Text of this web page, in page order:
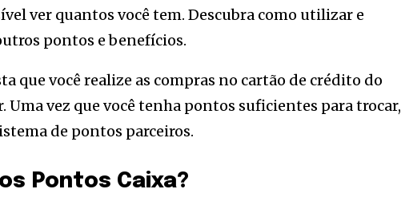
ver quantos você tem. Descubra como utilizar e
pontos e benefícios.
que você realize as compras no cartão de crédito do
Uma vez que você tenha pontos suficientes para trocar,
de pontos parceiros.
Pontos Caixa?